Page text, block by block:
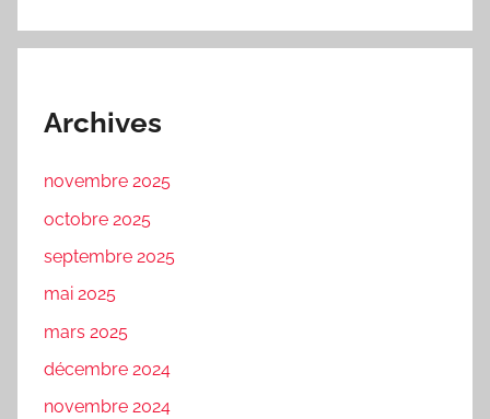
Archives
novembre 2025
octobre 2025
septembre 2025
mai 2025
mars 2025
décembre 2024
novembre 2024